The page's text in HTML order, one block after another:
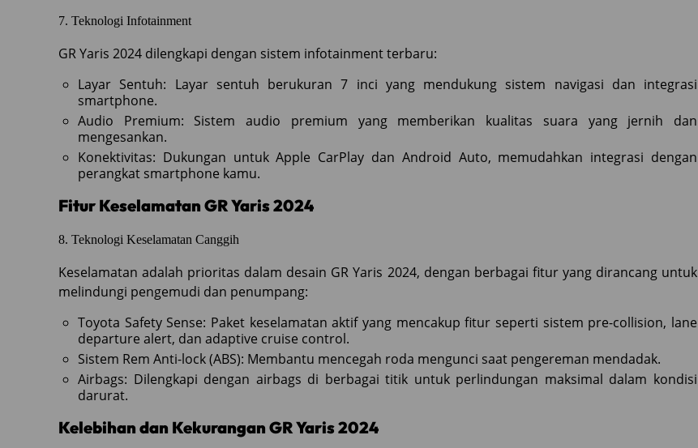
7. Teknologi Infotainment
GR Yaris 2024 dilengkapi dengan sistem infotainment terbaru:
Layar Sentuh: Layar sentuh berukuran 7 inci yang mendukung sistem navigasi dan integrasi
smartphone.
Audio Premium: Sistem audio premium yang memberikan kualitas suara yang jernih dan
mengesankan.
Konektivitas: Dukungan untuk Apple CarPlay dan Android Auto, memudahkan integrasi dengan
perangkat smartphone kamu.
Fitur Keselamatan GR Yaris 2024
8. Teknologi Keselamatan Canggih
Keselamatan adalah prioritas dalam desain GR Yaris 2024, dengan berbagai fitur yang dirancang untuk
melindungi pengemudi dan penumpang:
Toyota Safety Sense: Paket keselamatan aktif yang mencakup fitur seperti sistem pre-collision, lane
departure alert, dan adaptive cruise control.
Sistem Rem Anti-lock (ABS): Membantu mencegah roda mengunci saat pengereman mendadak.
Airbags: Dilengkapi dengan airbags di berbagai titik untuk perlindungan maksimal dalam kondisi
darurat.
Kelebihan dan Kekurangan GR Yaris 2024